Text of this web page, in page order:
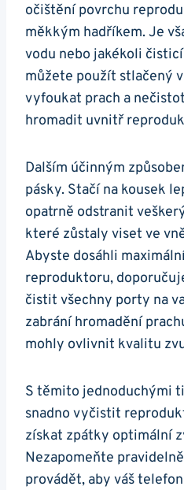
očištění povrchu
měkkým hadříkem. Je
vodu nebo jakékoli
můžete použít stlačený
vyfoukat prach a
hromadit uvnitř
Dalším účinným
pásky. Stačí na kousek
opatrně odstranit
které zůstaly viset ve
Abyste dosáhli
reproduktoru,
čistit všechny porty na
zabrání hromadění
mohly ovlivnit kvalitu
S těmito jednoduchými
snadno vyčistit
získat zpátky optimální
Nezapomeňte
provádět, aby váš